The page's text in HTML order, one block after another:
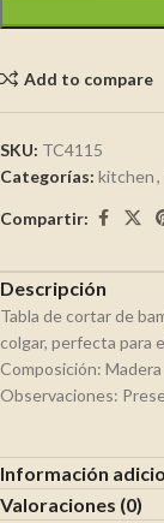
Add to compare
SKU: TC4115
Categorías: kitchen,
Compartir:
Descripción
Tabla de cortar de
colgar, perfecta para
Composición: Madera
Observaciones:
Información
Valoraciones (0)